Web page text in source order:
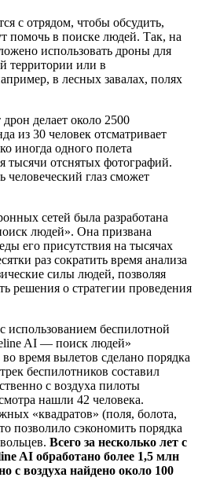
с отрядом, чтобы обсудить,
помочь в поиске людей. Так, на
использовать дроны для
территории или в
в лесных завалах, полях
делает около 2500
из 30 человек отсматривает
иногда одного полета
тысячи отснятых фотографий.
глаз сможет
сетей была разработана
людей». Она призвана
его присутствия на тысячах
раз сократить время анализа
силы людей, позволяя
решения о стратегии проведения
использованием беспилотной
AI — поиск людей»
время вылетов сделано порядка
беспилотников составил
с воздуха пилоты
нашли 42 человека.
«квадратов» (поля, болота,
позволило сэкономить порядка
Всего за несколько лет с
AI обработано более 1,5 млн
с воздуха найдено около 100